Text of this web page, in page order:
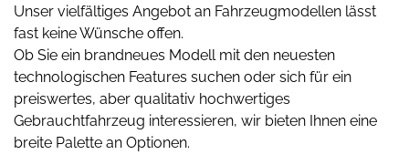
Unser vielfältiges Angebot an Fahrzeugmodellen lässt
fast keine Wünsche offen.
Ob Sie ein brandneues Modell mit den neuesten
technologischen Features suchen oder sich für ein
preiswertes, aber qualitativ hochwertiges
Gebrauchtfahrzeug interessieren, wir bieten Ihnen eine
breite Palette an Optionen.